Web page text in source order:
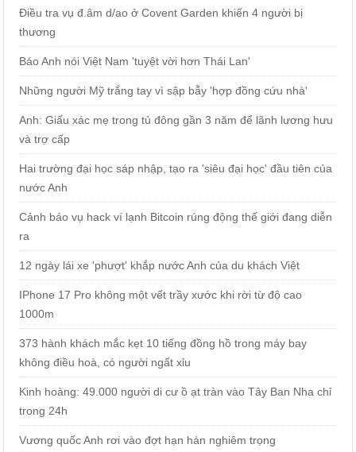
Điều tra vụ đ.âm d/ao ở Covent Garden khiến 4 người bị
thương
Báo Anh nói Việt Nam 'tuyệt vời hơn Thái Lan'
Những người Mỹ trắng tay vì sập bẫy 'hợp đồng cứu nhà'
Anh: Giấu xác mẹ trong tủ đông gần 3 năm để lãnh lương hưu
và trợ cấp
Hai trường đại học sáp nhập, tạo ra 'siêu đại học' đầu tiên của
nước Anh
Cảnh báo vụ hack ví lạnh Bitcoin rúng động thế giới đang diễn
ra
12 ngày lái xe 'phượt' khắp nước Anh của du khách Việt
IPhone 17 Pro không một vết trầy xước khi rời từ độ cao
1000m
373 hành khách mắc kẹt 10 tiếng đồng hồ trong máy bay
không điều hoà, có người ngất xỉu
Kinh hoàng: 49.000 người di cư ồ ạt tràn vào Tây Ban Nha chỉ
trong 24h
Vương quốc Anh rơi vào đợt hạn hán nghiêm trọng